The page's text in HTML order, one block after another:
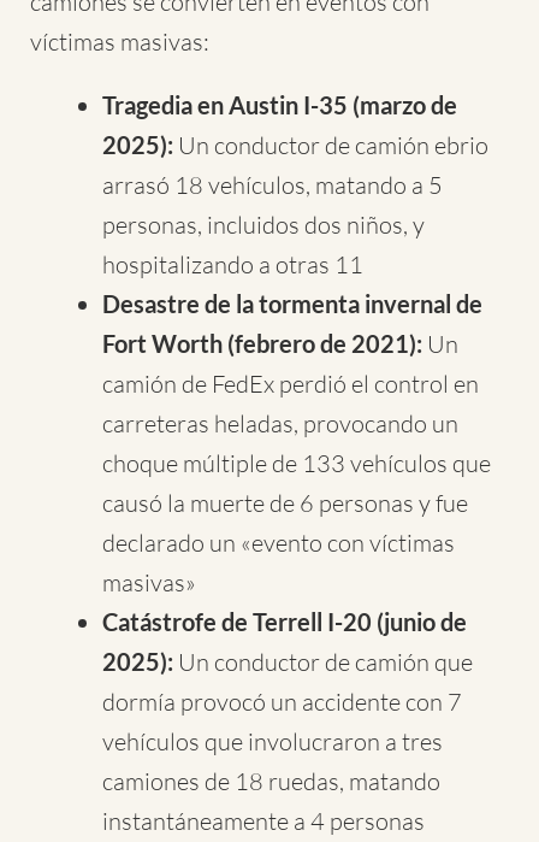
víctimas masivas:
Tragedia en Austin I-35 (marzo de
2025): Un conductor de camión ebrio
arrasó 18 vehículos, matando a 5
personas, incluidos dos niños, y
hospitalizando a otras 11
Desastre de la tormenta invernal de
Fort Worth (febrero de 2021): Un
camión de FedEx perdió el control en
carreteras heladas, provocando un
choque múltiple de 133 vehículos que
causó la muerte de 6 personas y fue
declarado un «evento con víctimas
masivas»
Catástrofe de Terrell I-20 (junio de
2025): Un conductor de camión que
dormía provocó un accidente con 7
vehículos que involucraron a tres
camiones de 18 ruedas, matando
instantáneamente a 4 personas